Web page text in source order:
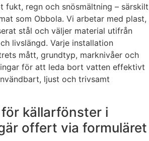
fukt, regn och snösmältning – särskilt
som Obbola. Vi arbetar med plast,
stål och väljer material utifrån
livslängd. Varje installation
mått, grundtyp, marknivåer och
för att leda bort vatten effektivt
ljust och trivsamt
källarfönster i
offert via formuläret